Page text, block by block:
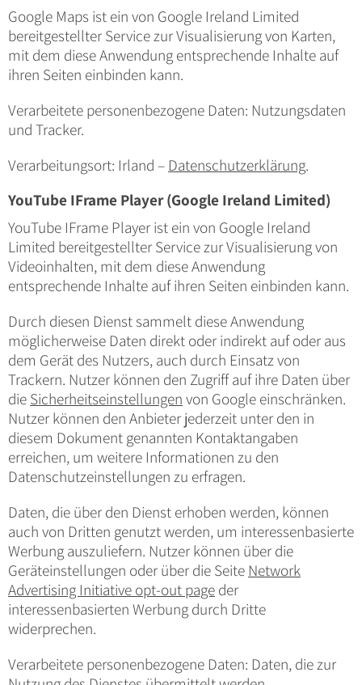
Google Maps ist ein von Google Ireland Limited
bereitgestellter Service zur Visualisierung von Karten,
mit dem diese Anwendung entsprechende Inhalte auf
ihren Seiten einbinden kann.
Verarbeitete personenbezogene Daten: Nutzungsdaten
und Tracker.
Verarbeitungsort: Irland –Datenschutzerklärung.
YouTube IFrame Player (Google Ireland Limited)
YouTube IFrame Player ist ein von Google Ireland
Limited bereitgestellter Service zur Visualisierung von
Videoinhalten, mit dem diese Anwendung
entsprechende Inhalte auf ihren Seiten einbinden kann.
Durch diesen Dienst sammelt diese Anwendung
möglicherweise Daten direkt oder indirekt auf oder aus
dem Gerät des Nutzers, auch durch Einsatz von
Trackern. Nutzer können den Zugriff auf ihre Daten über
dieSicherheitseinstellungenvon Google einschränken.
Nutzer können den Anbieter jederzeit unter den in
diesem Dokument genannten Kontaktangaben
erreichen, um weitere Informationen zu den
Datenschutzeinstellungen zu erfragen.
Daten, die über den Dienst erhoben werden, können
auch von Dritten genutzt werden, um interessenbasierte
Werbung auszuliefern. Nutzer können über die
Geräteinstellungen oder über die SeiteNetwork
Advertising Initiative opt-out pageder
interessenbasierten Werbung durch Dritte
widerprechen.
Verarbeitete personenbezogene Daten: Daten, die zur